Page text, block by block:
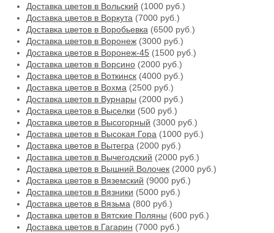
Доставка цветов в Вольский (1000 руб.)
Доставка цветов в Воркута (7000 руб.)
Доставка цветов в Воробьевка (6500 руб.)
Доставка цветов в Воронеж (3000 руб.)
Доставка цветов в Воронеж-45 (1500 руб.)
Доставка цветов в Ворсино (2000 руб.)
Доставка цветов в Воткинск (4000 руб.)
Доставка цветов в Вохма (2500 руб.)
Доставка цветов в Вурнары (2000 руб.)
Доставка цветов в Выселки (500 руб.)
Доставка цветов в Высогорный (3000 руб.)
Доставка цветов в Высокая Гора (1000 руб.)
Доставка цветов в Вытегра (2000 руб.)
Доставка цветов в Вычегодский (2000 руб.)
Доставка цветов в Вышний Волочек (2000 руб.)
Доставка цветов в Вяземский (9000 руб.)
Доставка цветов в Вязники (5000 руб.)
Доставка цветов в Вязьма (800 руб.)
Доставка цветов в Вятские Поляны (600 руб.)
Доставка цветов в Гагарин (7000 руб.)